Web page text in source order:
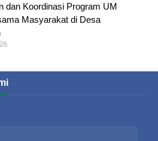
dan Koordinasi Program UM
Masyarakat di Desa